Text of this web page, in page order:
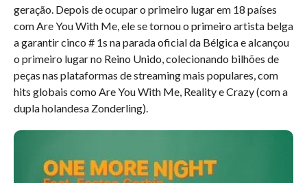
geração. Depois de ocupar o primeiro lugar em 18 países
com Are You With Me, ele se tornou o primeiro artista belga
a garantir cinco # 1s na parada oficial da Bélgica e alcançou
o primeiro lugar no Reino Unido, colecionando bilhões de
peças nas plataformas de streaming mais populares, com
hits globais como Are You With Me, Reality e Crazy (com a
dupla holandesa Zonderling).